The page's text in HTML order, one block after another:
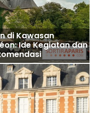
di Kawasan
Ide Kegiatan dan